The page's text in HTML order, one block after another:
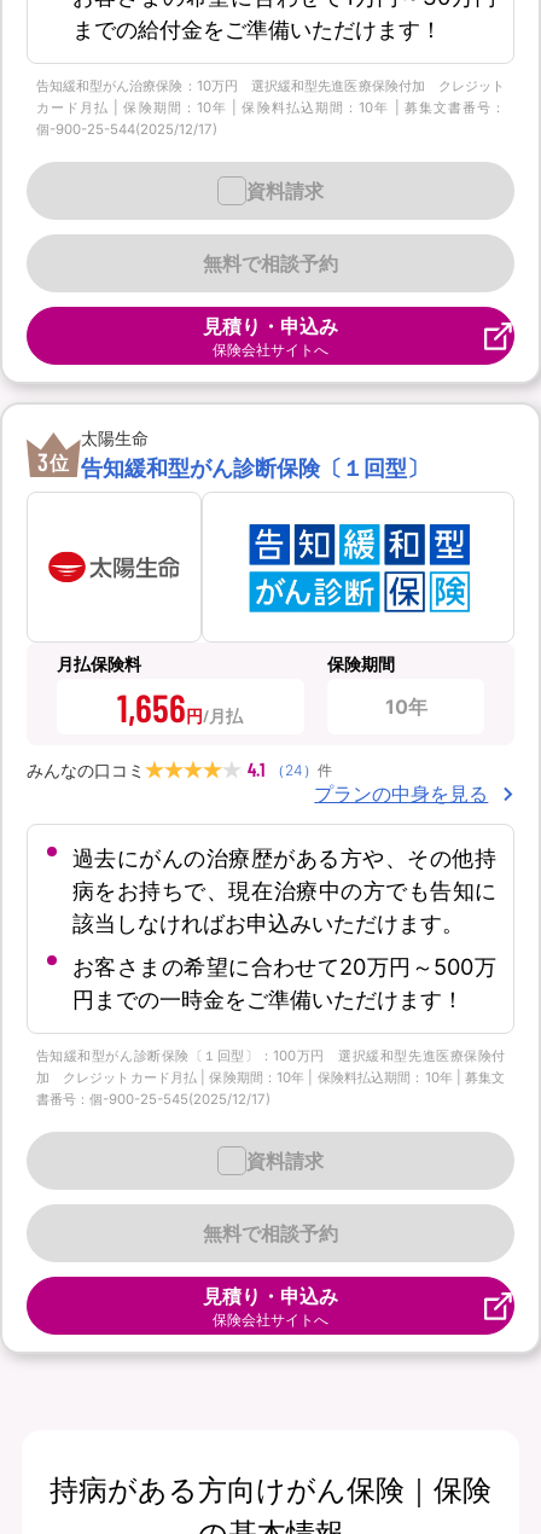
までの給付金をご準備いただけます！
告知緩和型がん治療保険：10万円 選択緩和型先進医療保険付加 クレジット
カード月払 | 保険期間：10年 | 保険料払込期間：10年 | 募集文書番号：
個-900-25-544(2025/12/17)
無料で相談予約
資料請求
見積り・申込み
保険会社サイトへ
3位
太陽生命
告知緩和型がん診断保険〔１回型〕
月払保険料
1,656円
保険期間
10年
みんなの口コミ 4.1 （ 24 ） 件
プランの中身を見る
過去にがんの治療歴がある方や、その他持
病をお持ちで、現在治療中の方でも告知に
該当しなければお申込みいただけます。
お客さまの希望に合わせて20万円～500万
円までの一時金をご準備いただけます！
告知緩和型がん診断保険〔１回型〕：100万円 選択緩和型先進医療保険付
加 クレジットカード月払 | 保険期間：10年 | 保険料払込期間：10年 | 募集文
書番号：個-900-25-545(2025/12/17)
無料で相談予約
資料請求
見積り・申込み
保険会社サイトへ
持病がある方向けがん保険｜保険